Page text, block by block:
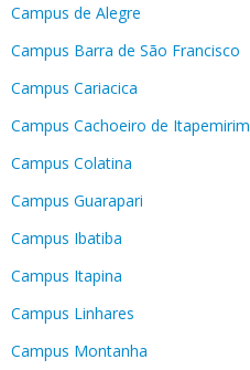
Campus de Alegre
Campus Barra de São Francisco
Campus Cariacica
Campus Cachoeiro de Itapemirim
Campus Colatina
Campus Guarapari
Campus Ibatiba
Campus Itapina
Campus Linhares
Campus Montanha